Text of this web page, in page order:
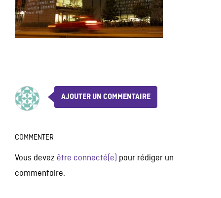
AJOUTER UN COMMENTAIRE
COMMENTER
Vous devez être connecté(e) pour rédiger un
commentaire.